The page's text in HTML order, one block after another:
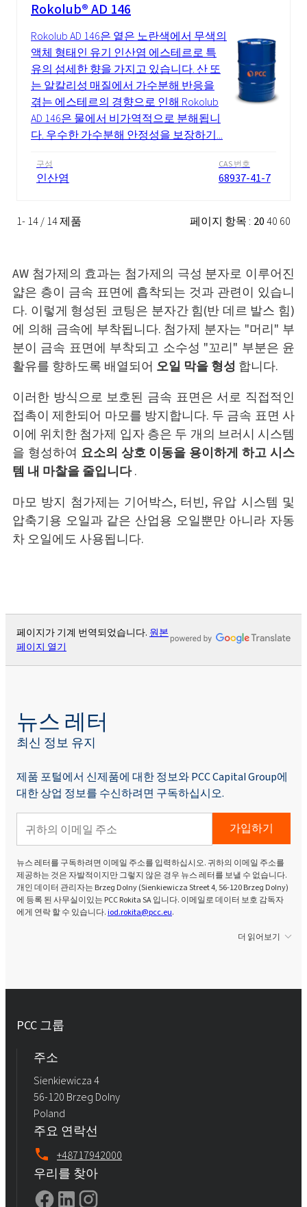
Rokolub® AD 146
Rokolub AD 146은 옅은 노란색에서 무색의
액체 형태인 유기 인산염 에스테르로 특
유의 섬세한 향을 가지고 있습니다. 산 또
는 알칼리성 매질에서 가수분해 반응을
겪는 에스테르의 경향으로 인해 Rokolub
AD 146은 물에서 비가역적으로 분해됩니
다. 우수한 가수분해 안정성을 보장하기...
구성
인산염
CAS 번호
68937-41-7
1- 14 / 14 제품 페이지 항목 : 2040 60
AW 첨가제의 효과는 첨가제의 극성 분자로 이루어진
얇은 층이 금속 표면에 흡착되는 것과 관련이 있습니
다. 이렇게 형성된 코팅은 분자간 힘(반 데르 발스 힘)
에 의해 금속에 부착됩니다. 첨가제 분자는 "머리" 부
분이 금속 표면에 부착되고 소수성 "꼬리" 부분은 윤
활유를 향하도록 배열되어 오일 막을 형성 합니다.
이러한 방식으로 보호된 금속 표면은 서로 직접적인
접촉이 제한되어 마모를 방지합니다. 두 금속 표면 사
이에 위치한 첨가제 입자 층은 두 개의 브러시 시스템
을 형성하여 요소의 상호 이동을 용이하게 하고 시스
템 내 마찰을 줄입니다.
마모 방지 첨가제는 기어박스, 터빈, 유압 시스템 및
압축기용 오일과 같은 산업용 오일뿐만 아니라 자동
차 오일에도 사용됩니다.
페이지가 기계 번역되었습니다. 원본
페이지 열기
뉴스 레터
최신 정보 유지
제품 포털에서 신제품에 대한 정보와 PCC Capital Group에
대한 상업 정보를 수신하려면 구독하십시오.
가입하기
뉴스 레터를 구독하려면 이메일 주소를 입력하십시오. 귀하의 이메일 주소를
제공하는 것은 자발적이지만 그렇지 않은 경우 뉴스 레터를 보낼 수 없습니다.
개인 데이터 관리자는 Brzeg Dolny (Sienkiewicza Street 4, 56-120 Brzeg Dolny)
에 등록 된 사무실이있는 PCC Rokita SA 입니다. 이메일로 데이터 보호 감독자
에게 연락 할 수 있습니다.iod.rokita@pcc.eu.
더 읽어보기
PCC 그룹
주소
Sienkiewicza 4
56-120 Brzeg Dolny
Poland
주요 연락선
+48717942000
우리를 찾아